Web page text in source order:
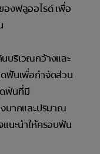
งฟลูออไรด์ เพื่อ
บริเวณกว้างและ
ฟันเพื่อกำจัดส่วน
ฟันที่มี
มากและปริมาณ
นะนำให้ครอบฟัน